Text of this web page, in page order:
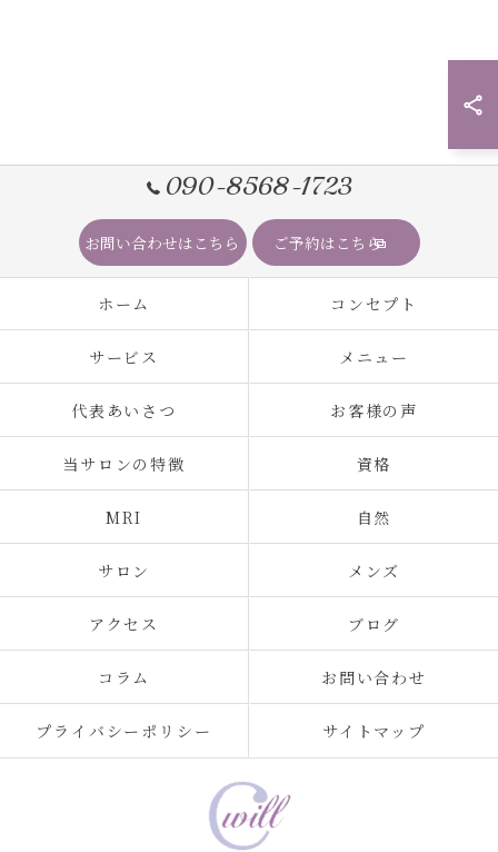
090-8568-1723
お問い合わせはこちら ご予約はこちら
ホーム コンセプト
サービス メニュー
代表あいさつ お客様の声
当サロンの特徴 資格
MRI 自然
サロン メンズ
アクセス ブログ
コラム お問い合わせ
プライバシーポリシー サイトマップ